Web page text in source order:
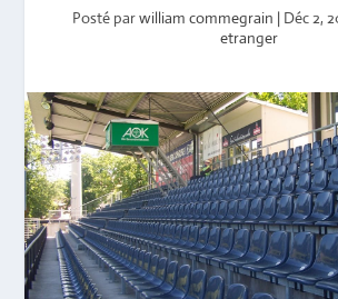
Posté parwilliam commegrain | Déc 2,
etranger